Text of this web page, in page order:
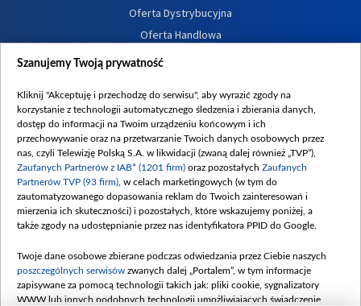
Oferta Dystrybucyjna
Oferta Handlowa
Dostępność
Procedura zgłoszeń wewnętrznych
Szanujemy Twoją prywatność
Kliknij "Akceptuję i przechodzę do serwisu", aby wyrazić zgody na
korzystanie z technologii automatycznego śledzenia i zbierania danych,
dostęp do informacji na Twoim urządzeniu końcowym i ich
przechowywanie oraz na przetwarzanie Twoich danych osobowych przez
nas, czyli Telewizję Polską S.A. w likwidacji (zwaną dalej również „TVP”),
Zaufanych Partnerów z IAB* (1201 firm) oraz pozostałych Zaufanych
Partnerów TVP (93 firm) , w celach marketingowych (w tym do
zautomatyzowanego dopasowania reklam do Twoich zainteresowań i
mierzenia ich skuteczności) i pozostałych, które wskazujemy poniżej, a
także zgody na udostępnianie przez nas identyfikatora PPID do Google.
Twoje dane osobowe zbierane podczas odwiedzania przez Ciebie naszych
poszczególnych serwisów zwanych dalej „Portalem”, w tym informacje
zapisywane za pomocą technologii takich jak: pliki cookie, sygnalizatory
WWW lub innych podobnych technologii umożliwiających świadczenie